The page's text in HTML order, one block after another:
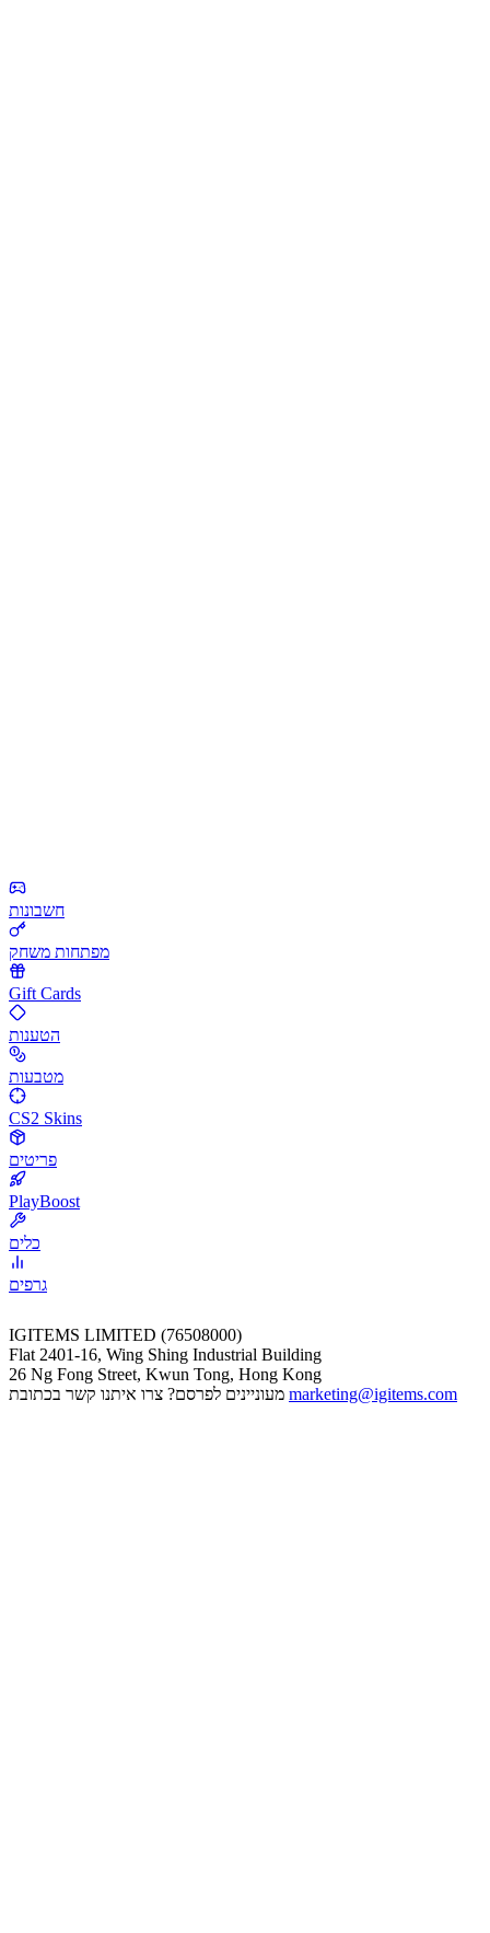
חשבונות
מפתחות משחק
Gift Cards
הטענות
מטבעות
CS2 Skins
פריטים
PlayBoost
כלים
גרפים
IGITEMS LIMITED (76508000)
Flat 2401-16, Wing Shing Industrial Building
26 Ng Fong Street, Kwun Tong, Hong Kong
marketing@igitems.com